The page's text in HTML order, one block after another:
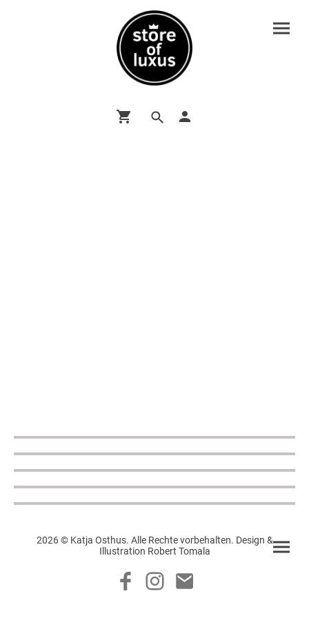
2026 © Katja Osthus. Alle Rechte vorbehalten. Design &
Illustration Robert Tomala